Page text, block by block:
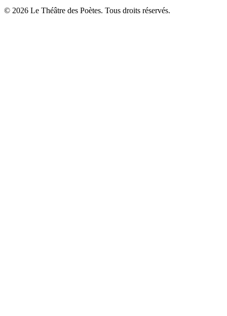
© 2026 Le Théâtre des Poètes. Tous droits réservés.